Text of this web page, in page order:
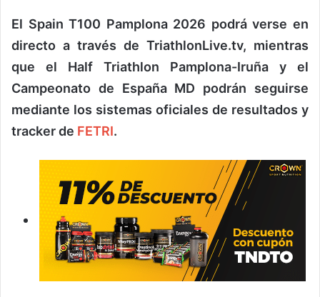
El Spain T100 Pamplona 2026 podrá verse en
directo a través de TriathlonLive.tv, mientras
que el Half Triathlon Pamplona-Iruña y el
Campeonato de España MD podrán seguirse
mediante los sistemas oficiales de resultados y
tracker de FETRI.